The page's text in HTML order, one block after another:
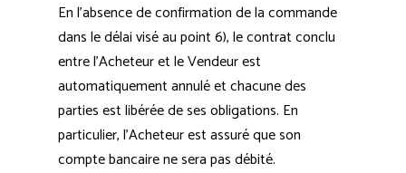
En l’absence de confirmation de la commande
dans le délai visé au point 6), le contrat conclu
entre l’Acheteur et le Vendeur est
automatiquement annulé et chacune des
parties est libérée de ses obligations. En
particulier, l’Acheteur est assuré que son
compte bancaire ne sera pas débité.